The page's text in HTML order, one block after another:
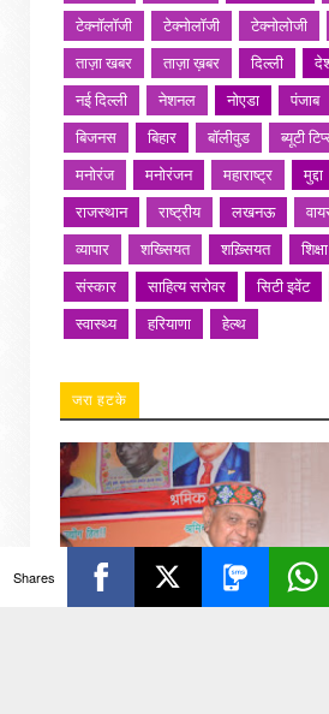
टेक्नॉलॉजी
टेक्नोलॉजी टेक्नोलोजी
ताज़ा खबर
ताज़ा ख़बर दिल्ली
नई दिल्ली
नेशनल नोएडा पंजाब
बिजनस
बिहार बॉलीवुड ब्यूटी
मनोरंज
मनोरंजन महाराष्ट्र मुद्दा
राजस्थान
राष्ट्रीय लखनऊ
व्यापार
शख्सियत शख़्सियत शिक्षा
संस्कार
साहित्य सरोवर सिटी इवेंट
स्वास्थ्य
हरियाणा हेल्थ
जरा हटके
Shares